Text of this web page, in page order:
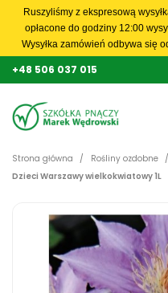
Ruszyliśmy z ekspresową
opłacone do godziny 12:00
Wysyłka zamówień odbywa się
+48 506 037 015
Strona główna Rośliny ozdobne
Dzieci Warszawy wielkokwiatowy 1L